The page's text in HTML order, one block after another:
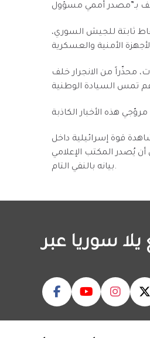
ثابتة للجيش السوري،
محذّراً من الانجرار خلف
قوة إسرائيلية داخل
يُصدر المكتب الإعلامي
بيانه بالنفي التام.
يلا سوريا عبر